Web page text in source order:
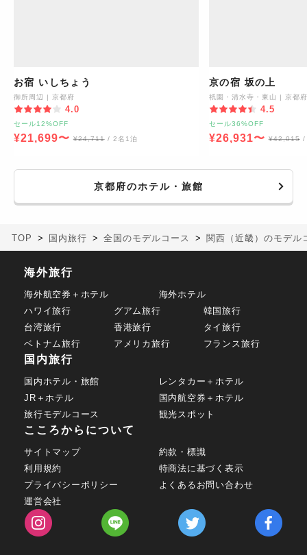
お宿 いしちょう
御所周辺 | 京都府
4.0
セール12%OFF
¥21,699〜 ¥24,711 / 2名1泊
京の宿 坂の上
祇園・清水寺・東山 | 京都府
4.5
セール36%OFF
¥26,931〜 ¥42,015 /
京都府のホテル・旅館
TOP 国内旅行 全国のモデルコース 関西（近畿）のモデル
海外旅行
海外航空券＋ホテル
海外ホテル
ハワイ旅行
グアム旅行
韓国旅行
台湾旅行
香港旅行
タイ旅行
ベトナム旅行
アメリカ旅行 フランス旅行
国内旅行
国内ホテル・旅館
レンタカー＋ホテル
JR＋ホテル
国内航空券＋ホテル
旅行モデルコース
観光スポット
こころからについて
サイトマップ
約款・標識
利用規約
特商法に基づく表示
プライバシーポリシー
よくあるお問い合わせ
運営会社